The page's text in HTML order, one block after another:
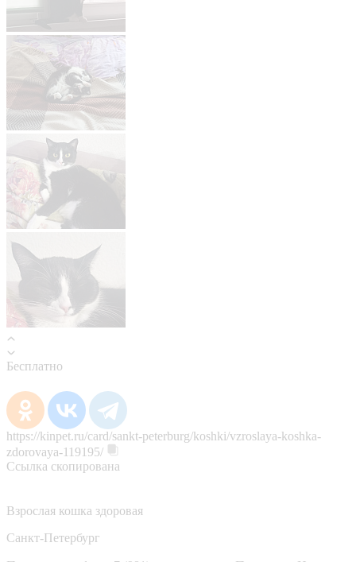
Бесплатно
https://kinpet.ru/card/sankt-peterburg/koshki/vzroslaya-koshka-
zdorovaya-119195/
Ссылка скопирована
Взрослая кошка здоровая
Санкт-Петербург